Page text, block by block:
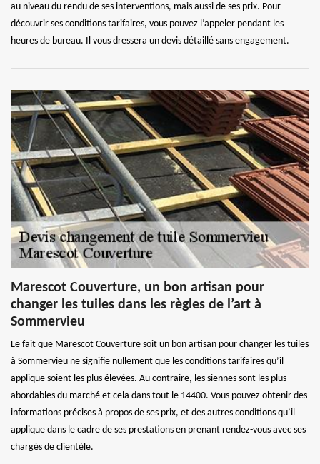
au niveau du rendu de ses interventions, mais aussi de ses prix. Pour
découvrir ses conditions tarifaires, vous pouvez l’appeler pendant les
heures de bureau. Il vous dressera un devis détaillé sans engagement.
Marescot Couverture, un bon artisan pour
changer les tuiles dans les règles de l’art à
Sommervieu
Le fait que Marescot Couverture soit un bon artisan pour changer les tuiles
à Sommervieu ne signifie nullement que les conditions tarifaires qu’il
applique soient les plus élevées. Au contraire, les siennes sont les plus
abordables du marché et cela dans tout le 14400. Vous pouvez obtenir des
informations précises à propos de ses prix, et des autres conditions qu’il
applique dans le cadre de ses prestations en prenant rendez-vous avec ses
chargés de clientèle.